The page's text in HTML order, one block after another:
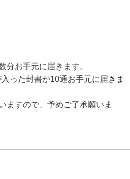
お手元に届きます。
った封書が10通お手元に届きま
ますので、予めご了承願いま